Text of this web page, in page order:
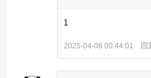
1
2025-04-08 00:44:01 回